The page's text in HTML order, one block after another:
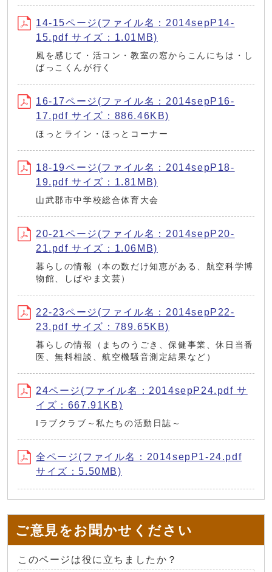
14-15ページ(ファイル名：2014sepP14-
15.pdf サイズ：1.01MB)
風を感じて・活コン・教室の窓からこんにちは・し
ばっこくんが行く
16-17ページ(ファイル名：2014sepP16-
17.pdf サイズ：886.46KB)
ほっとライン・ほっとコーナー
18-19ページ(ファイル名：2014sepP18-
19.pdf サイズ：1.81MB)
山武郡市中学校総合体育大会
20-21ページ(ファイル名：2014sepP20-
21.pdf サイズ：1.06MB)
暮らしの情報（本の数だけ知恵がある、航空科学博
物館、しばやま文芸）
22-23ページ(ファイル名：2014sepP22-
23.pdf サイズ：789.65KB)
暮らしの情報（まちのうごき、保健事業、休日当番
医、無料相談、航空機騒音測定結果など）
24ページ(ファイル名：2014sepP24.pdf サ
イズ：667.91KB)
Iラブクラブ～私たちの活動日誌～
全ページ(ファイル名：2014sepP1-24.pdf
サイズ：5.50MB)
ご意見をお聞かせください
このページは役に立ちましたか？